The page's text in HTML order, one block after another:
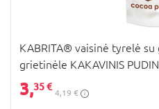
KABRITA® vaisinė tyrelė
grietinėle KAKAVINIS
3,35 €
4,19 €